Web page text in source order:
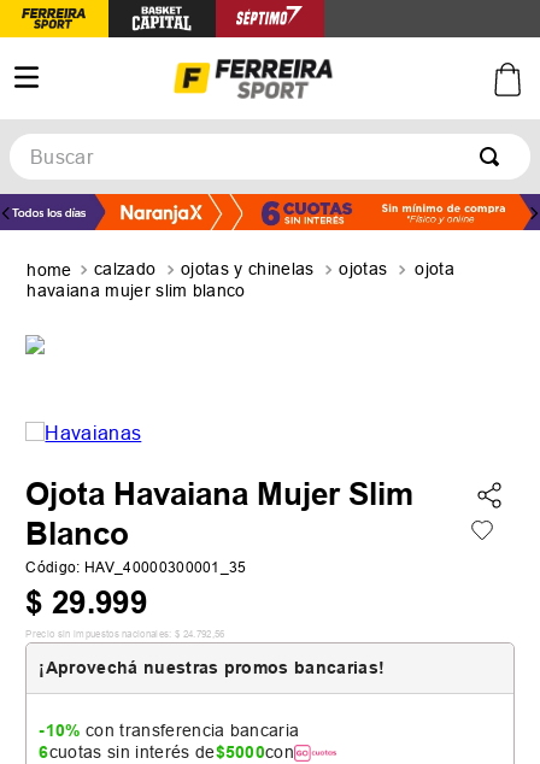
Buscar
calzado ojotas y chinelas ojotas
ojota
havaiana mujer slim blanco
Ojota Havaiana Mujer Slim
Blanco
Código: HAV_40000300001_35
$ 29.999
Precio sin impuestos nacionales: $ 24.792 ,56
¡Aprovechá nuestras promos bancarias!
-10% con transferencia bancaria
6cuotas sin interés de$5000con
TÉRMINOS MÁS BUSCADOS
2.
basquet